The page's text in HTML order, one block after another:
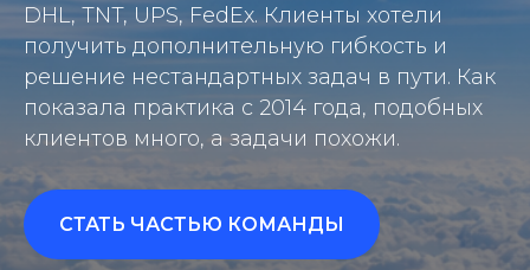
DHL, TNT, UPS, FedEx. Клиенты хотели
получить дополнительную гибкость и
решение нестандартных задач в пути. Как
показала практика с 2014 года, подобных
клиентов много, а задачи похожи.
СТАТЬ ЧАСТЬЮ КОМАНДЫ